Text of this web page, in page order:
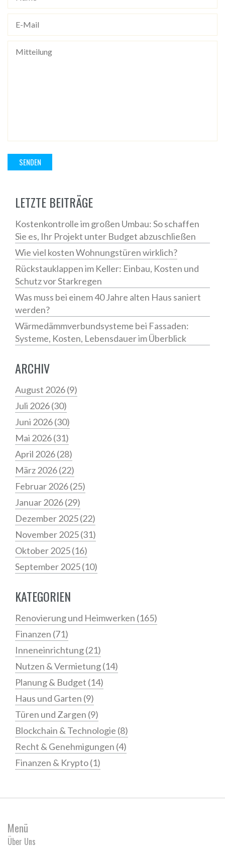
LETZTE BEITRÄGE
Kostenkontrolle im großen Umbau: So schaffen
Sie es, Ihr Projekt unter Budget abzuschließen
Wie viel kosten Wohnungstüren wirklich?
Rückstauklappen im Keller: Einbau, Kosten und
Schutz vor Starkregen
Was muss bei einem 40 Jahre alten Haus saniert
werden?
Wärmedämmverbundsysteme bei Fassaden:
Systeme, Kosten, Lebensdauer im Überblick
ARCHIV
August 2026(9)
Juli 2026(30)
Juni 2026(30)
Mai 2026(31)
April 2026(28)
März 2026(22)
Februar 2026(25)
Januar 2026(29)
Dezember 2025(22)
November 2025(31)
Oktober 2025(16)
September 2025(10)
KATEGORIEN
Renovierung und Heimwerken (165)
Finanzen (71)
Inneneinrichtung(21)
Nutzen & Vermietung(14)
Planung & Budget (14)
Haus und Garten (9)
Türen und Zargen (9)
Blockchain & Technologie (8)
Recht & Genehmigungen (4)
Finanzen & Krypto(1)
Menü
Über Uns